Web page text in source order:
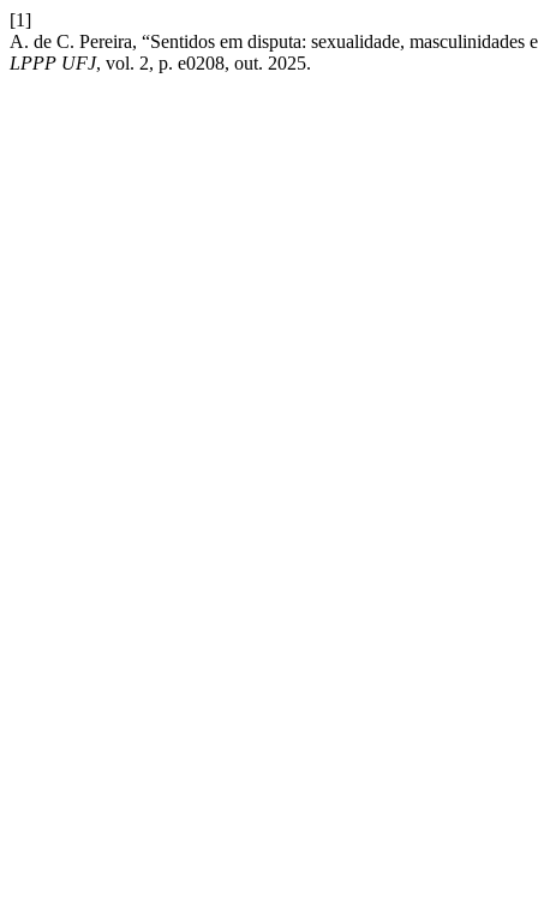
[1]
A. de C. Pereira, “Sentidos em disputa: sexualidade,
LPPP UFJ, vol. 2, p. e0208, out. 2025.